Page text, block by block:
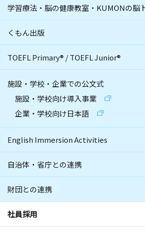
学習療法・脳の健康教室・KUMONの脳
くもん出版
TOEFL Primary® /TOEFL Junior®
施設・学校・企業での公文式
施設・学校向け導入事業
企業・学校向け日本語
English Immersion Activities
自治体・省庁との連携
財団との連携
社員採用